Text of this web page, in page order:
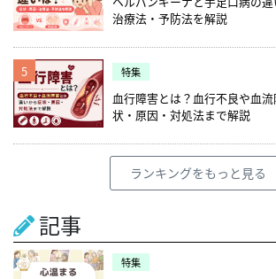
治療法・予防法を解説
5 特集
血行障害とは？血行不良や血
状・原因・対処法まで解説
ランキングをもっと見る
記事
特集